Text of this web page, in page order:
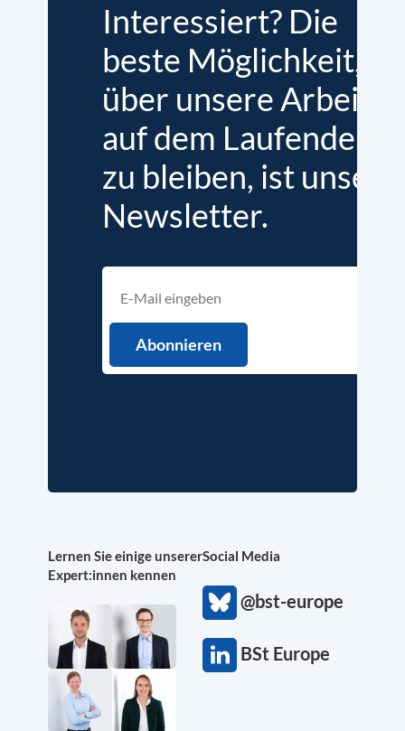
Interessiert? Die
beste Möglichkeit,
über unsere Arbeit
auf dem Laufenden
zu bleiben, ist unser
Newsletter.
Lernen Sie einige unserer
Expert:innen kennen
Social Media
@bst-europe
BSt Europe